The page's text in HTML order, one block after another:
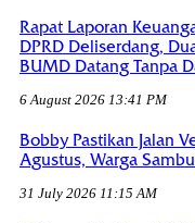
Rapat Laporan
DPRD Deliserdang,
BUMD Datang Tanpa
6 August 2026 13:41 PM
Bobby Pastikan Jalan
Agustus, Warga
31 July 2026 11:15 AM